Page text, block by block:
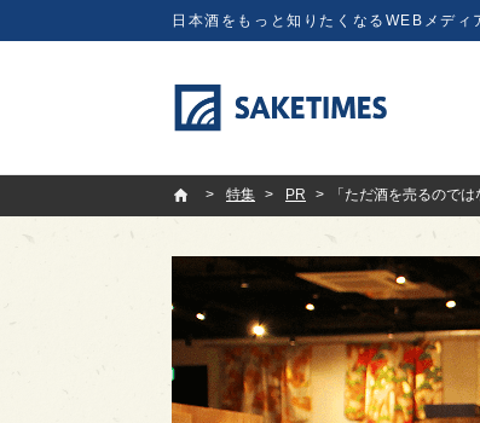
日本酒をもっと知りたくなるWEBメディ
SAKETIMES
特集
PR 「ただ酒を売るので